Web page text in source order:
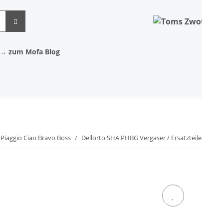
→ zum Mofa Blog
Piaggio Ciao Bravo Boss Dellorto SHA PHBG Vergaser / Ersatzteile